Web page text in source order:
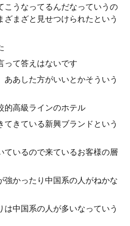
こうなってるんだなっていうの
ざまざと見せつけられたという
って答えはないです
ああした方がいいとかそういう
的高級ラインのホテル
てきている新興ブランドという
ているので来ているお客様の層
強かったり中国系の人がねかな
は中国系の人が多いなっていう